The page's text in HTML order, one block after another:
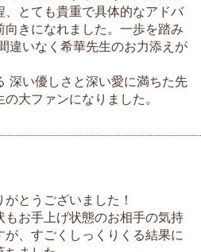
とても貴重で具体的なアドバ
きになれました。一歩を踏み
違いなく希華先生のお力添えが
深い優しさと深い愛に満ちた先
大ファンになりました。
とうございました！
お手上げ状態のお相手の気持
、すごくしっくりくる結果に